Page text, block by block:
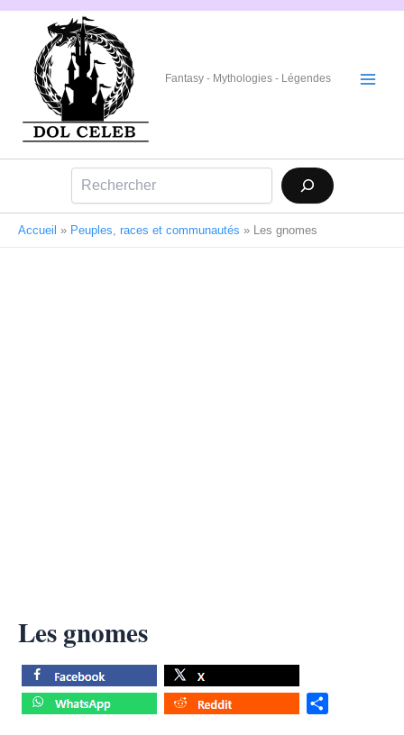
Aller
Fantasy - Mythologies - Légendes
Accueil » Peuples, races et communautés » Les gnomes
Les gnomes